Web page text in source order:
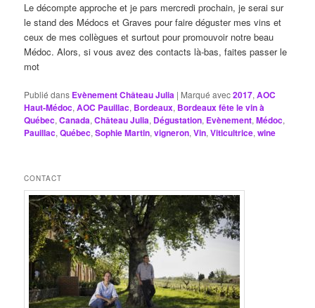
Le décompte approche et je pars mercredi prochain, je serai sur
le stand des Médocs et Graves pour faire déguster mes vins et
ceux de mes collègues et surtout pour promouvoir notre beau
Médoc. Alors, si vous avez des contacts là-bas, faites passer le
mot
Publié dans Evènement Château Julia | Marqué avec2017,AOC
Haut-Médoc,AOC Pauillac, Bordeaux, Bordeaux fête le vin à
Québec,Canada,Château Julia, Dégustation, Evènement,Médoc,
Pauillac,Québec,Sophie Martin,vigneron,Vin,Viticultrice,wine
CONTACT